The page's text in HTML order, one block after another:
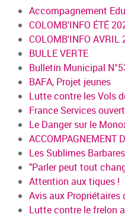
Accompagnement
COLOMB'INFO ÉTÉ
COLOMB'INFO AVRIL
BULLE VERTE
Bulletin Municipal
BAFA, Projet jeunes
Lutte contre les Vols
France Services
Le Danger sur le
ACCOMPAGNEMENT
Les Sublimes
"Parler peut tout
Attention aux tiques !
Avis aux Propriétaires
Lutte contre le frelon